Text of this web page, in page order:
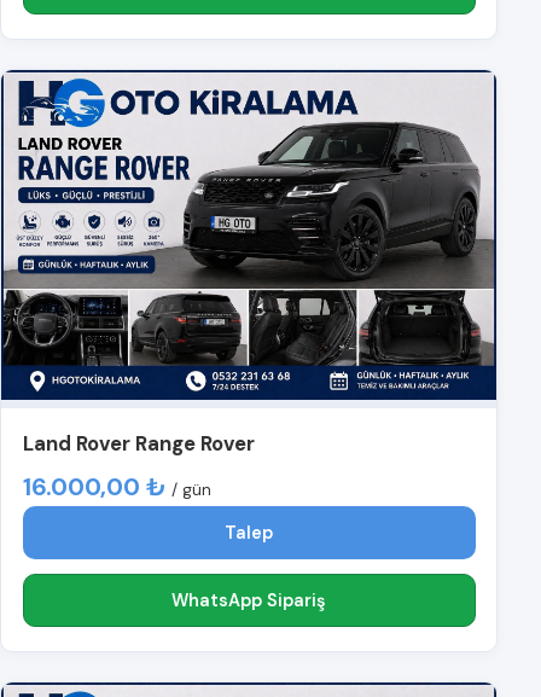
Land Rover Range Rover
16.000,00 ₺ / gün
Talep
WhatsApp Sipariş